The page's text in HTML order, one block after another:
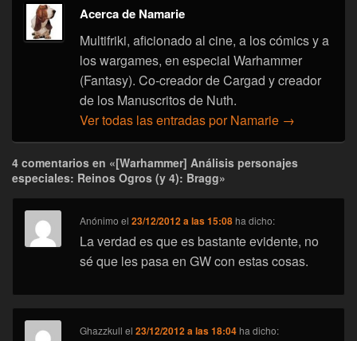
Acerca de Namarie
Multifriki, aficionado al cine, a los cómics y a
los wargames, en especial Warhammer
(Fantasy). Co-creador de Cargad y creador
de los Manuscritos de Nuth.
Ver todas las entradas por Namarie →
4 comentarios en «[Warhammer] Análisis personajes
especiales: Reinos Ogros (y 4): Bragg»
Anónimo el23/12/2012 a las 15:08 ha dicho:
La verdad es que es bastante evidente, no
sé que les pasa en GW con estas cosas.
Ghazzkull el23/12/2012 a las 18:04 ha dicho: